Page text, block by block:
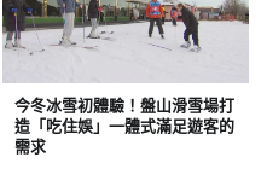
今冬冰雪初體驗！盤山滑雪場打
造「吃住娛」一體式滿足遊客的
需求